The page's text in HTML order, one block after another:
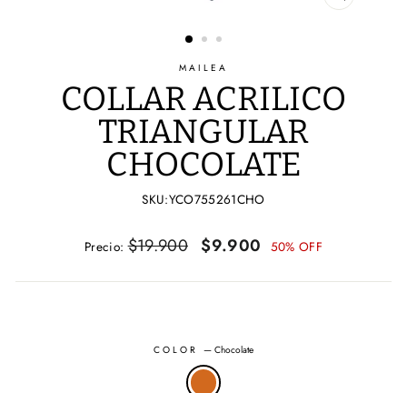
CERRAR
MAILEA
COLLAR ACRILICO
TRIANGULAR
CHOCOLATE
SKU:YCO755261CHO
Precio
Precio:$19.900
Precio
oferta
$9.900 50% OFF
COLOR—Chocolate